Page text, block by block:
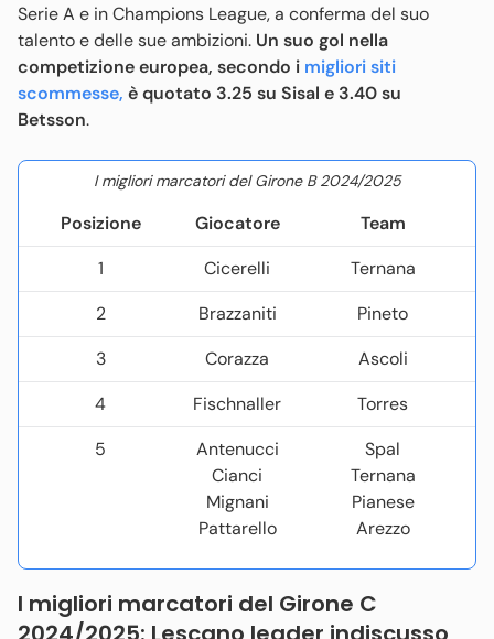
Serie A e in Champions League, a conferma del suo
talento e delle sue ambizioni. Un suo gol nella
competizione europea, secondo i migliori siti
scommesse, è quotato 3.25 su Sisal e 3.40 su
Betsson.
Posizione Giocatore
Team
1
Cicerelli
Ternana
2
Brazzaniti
Pineto
3
Corazza
Ascoli
4
Fischnaller
Torres
5
Antenucci
Cianci
Mignani
Pattarello
Spal
Ternana
Pianese
Arezzo
I migliori marcatori del Girone B 2024/2025
I migliori marcatori del Girone C